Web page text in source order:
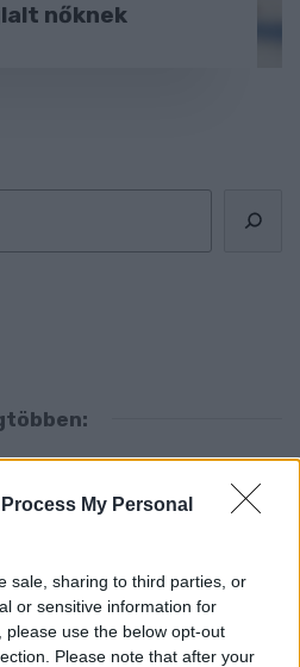
My Personal
sale, sharing to third parties, or
or sensitive information for
use the below opt-out
Please note that after your
nőknek
este 6 után?
étel, ami valójában csak kilókat